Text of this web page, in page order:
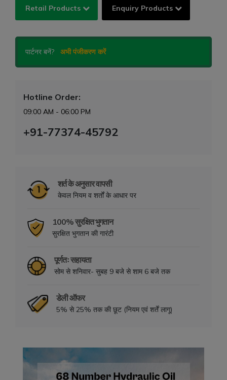
Retail Products Enquiry Products
पार्टनर बनें? अभी पंजीकरण करें
Hotline Order:
09:00 AM - 06:00 PM
+91-77374-45792
शर्त के अनुसार वापसी
केवल नियम व शर्तों के आधार पर
100% सुरक्षित भुगतान
सुरक्षित भुगतान की गारंटी
पूर्णतः सहायता
सोम से शनिवार- सुबह 9 बजे से शाम 6 बजे तक
डेली ऑफर
5% से 25% तक की छूट (नियम एवं शर्तें लागू)